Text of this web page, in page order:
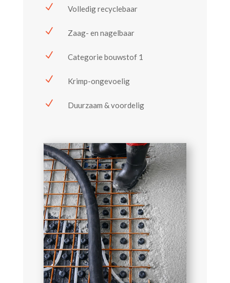
N Volledig recyclebaar
N Zaag- en nagelbaar
N Categorie bouwstof 1
N Krimp-ongevoelig
N Duurzaam & voordelig